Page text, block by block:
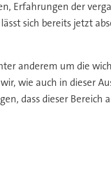
Erfahrungen der
sich bereits jetzt
anderem um die
wie auch in dieser
dass dieser Bereich